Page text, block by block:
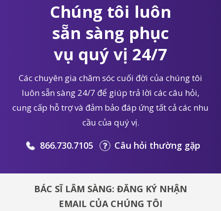
Chúng tôi luôn
sẵn sàng phục
vụ quý vị 24/7
Các chuyên gia chăm sóc cuối đời của chúng tôi
luôn sẵn sàng 24/7 để giúp trả lời các câu hỏi,
cung cấp hỗ trợ và đảm bảo đáp ứng tất cả các nhu
cầu của quý vị.
866.730.7105 Câu hỏi thường gặp
BÁC SĨ LÂM SÀNG: ĐĂNG KÝ NHẬN
EMAIL CỦA CHÚNG TÔI